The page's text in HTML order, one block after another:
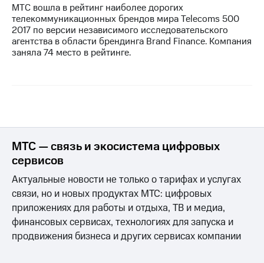
МТС вошла в рейтинг наиболее дорогих
телекоммуникационных брендов мира Telecoms 500
2017 по версии независимого исследовательского
агентства в области брендинга Brand Finance. Компания
заняла 74 место в рейтинге.
МТС — связь и экосистема цифровых
сервисов
Актуальные новости не только о тарифах и услугах
связи, но и новых продуктах МТС: цифровых
приложениях для работы и отдыха, ТВ и медиа,
финансовых сервисах, технологиях для запуска и
продвижения бизнеса и других сервисах компании